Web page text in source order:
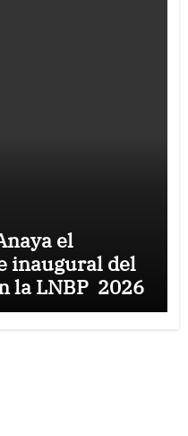
el
inaugural del
la LNBP 2026